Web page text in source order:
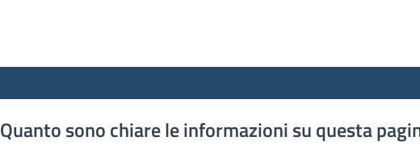
Quanto sono chiare le informazioni su questa